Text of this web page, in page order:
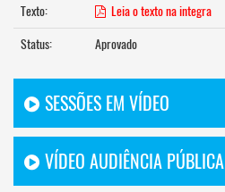
Texto:
Leia o texto na integra
Status:
Aprovado
SESSÕES EM VÍDEO
VÍDEO AUDIÊNCIA PÚBLICA